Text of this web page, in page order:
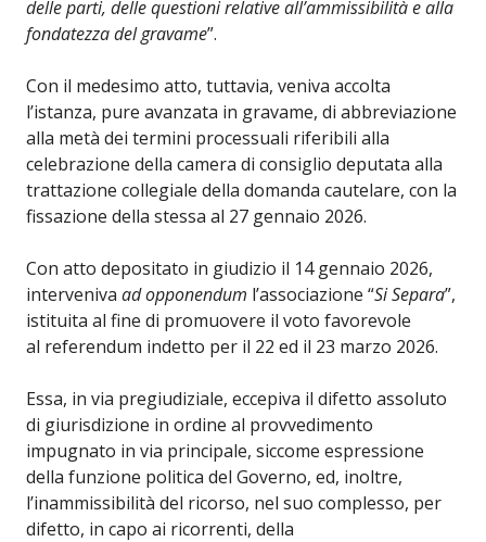
delle parti, delle questioni relative all’ammissibilità e alla
fondatezza del gravame”.
Con il medesimo atto, tuttavia, veniva accolta
l’istanza, pure avanzata in gravame, di abbreviazione
alla metà dei termini processuali riferibili alla
celebrazione della camera di consiglio deputata alla
trattazione collegiale della domanda cautelare, con la
fissazione della stessa al 27 gennaio 2026.
Con atto depositato in giudizio il 14 gennaio 2026,
interveniva ad opponendum l’associazione “Si Separa”,
istituita al fine di promuovere il voto favorevole
al referendum indetto per il 22 ed il 23 marzo 2026.
Essa, in via pregiudiziale, eccepiva il difetto assoluto
di giurisdizione in ordine al provvedimento
impugnato in via principale, siccome espressione
della funzione politica del Governo, ed, inoltre,
l’inammissibilità del ricorso, nel suo complesso, per
difetto, in capo ai ricorrenti, della